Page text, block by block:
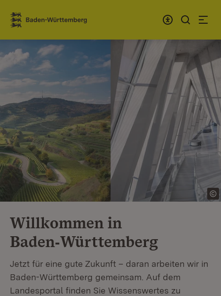
Zum Inhalt springen
Link zur Startseite
Willkommen in
Baden‑Württemberg
Jetzt für eine gute Zukunft – daran arbeiten wir in
Baden-Württemberg gemeinsam. Auf dem
Landesportal finden Sie Wissenswertes zu